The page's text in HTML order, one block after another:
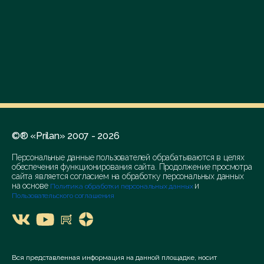
соглашений, которые определяют
Оспаривание таких регистраций
может проводиться на основании
злоупотребления исключительным
конкуренции, согласно статье 1512 4
©® «Prilan» 2007 - 2026
Персональные данные пользователей обрабатываются в целях
обеспечения функционирования сайта. Продолжение просмотра
сайта является согласием на обработку персональных данных
на основе Политика обработки персональных данных и
Пользовательского соглашения
Вся представленная информация на данной площадке, носит